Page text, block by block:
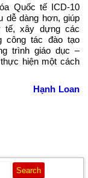
Quốc tế ICD-10
dễ dàng hơn, giúp
tế, xây dựng các
công tác đào tạo
trình giáo dục –
hiện một cách
Hạnh Loan